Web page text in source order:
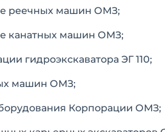
реечных машин ОМЗ;
канатных машин ОМЗ;
гидроэкскаватора ЭГ 110;
машин ОМЗ;
Корпорации ОМЗ;